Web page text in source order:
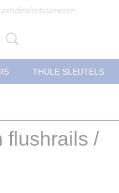
retourneren
THULE SLEUTELS
flushrails /